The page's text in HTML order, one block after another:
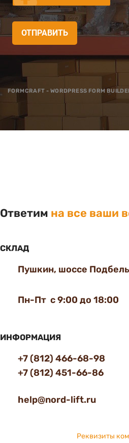
ОТПРАВИТЬ
FORMCRAFT - WORDPRESS FORM
Ответим на все ваши
СКЛАД
Пушкин, шоссе
Пн-Пт с 9:00 до 18:00
ИНФОРМАЦИЯ
+7 (812) 466-68-98
+7 (812) 451-66-86
help@nord-lift.ru
Реквизиты